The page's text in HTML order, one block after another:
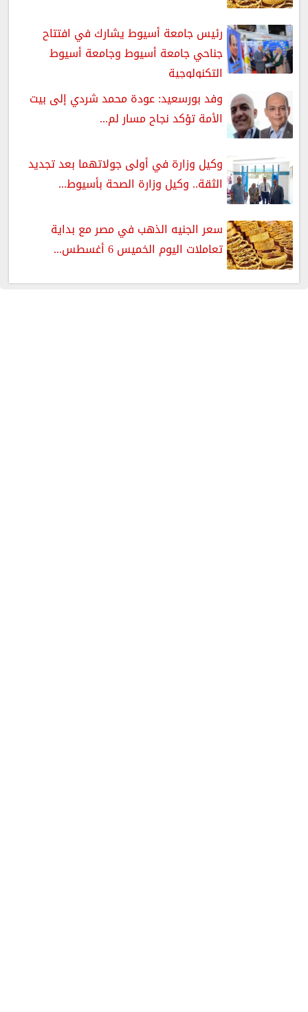
رئيس جامعة أسيوط يشارك في افتتاح
جناحي جامعة أسيوط وجامعة أسيوط
التكنولوجية
وفد بورسعيد: عودة محمد شردي إلى بيت
الأمة تؤكد نجاح مسار لم...
وكيل وزارة في أولى جولاتهما بعد تجديد
الثقة.. وكيل وزارة الصحة بأسيوط...
سعر الجنيه الذهب في مصر مع بداية
تعاملات اليوم الخميس 6 أغسطس...